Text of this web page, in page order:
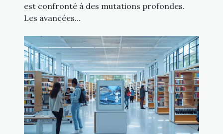
est confronté à des mutations profondes.
Les avancées...